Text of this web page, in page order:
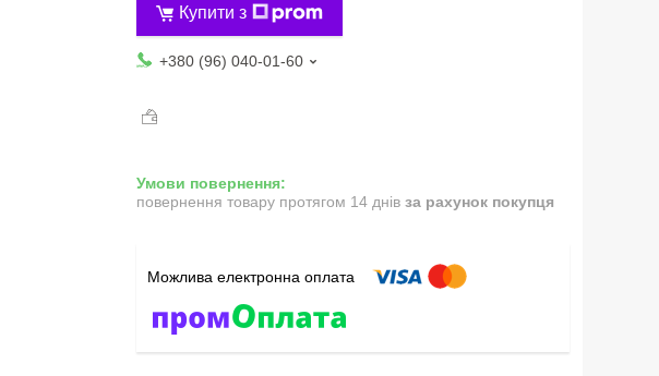
Купити з
+380 (96) 040-01-60
повернення товару протягом 14 днів за рахунок покупця